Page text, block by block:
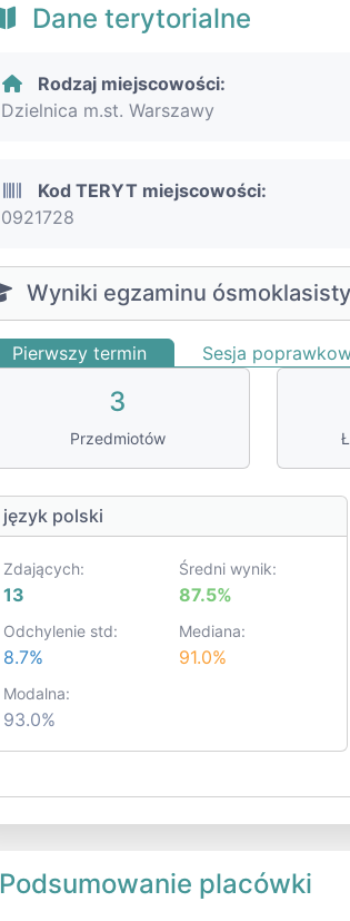
Dane terytorialne
Rodzaj miejscowości:
Dzielnica m.st. Warszawy
Kod TERYT miejscowości:
0921728
Wyniki egzaminu ósmoklasisty
Pierwszy termin Sesja
3
Przedmiotów
język polski
Zdających:
13
Średni wynik:
87.5%
Odchylenie std:
8.7%
Mediana:
91.0%
Modalna:
93.0%
Podsumowanie placówki